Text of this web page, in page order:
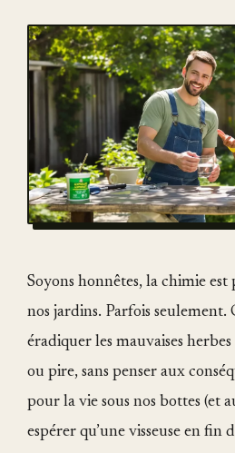
Soyons honnêtes, la chimie
nos jardins. Parfois seulement.
éradiquer les mauvaises herbes
ou pire, sans penser aux
pour la vie sous nos bottes (et
espérer qu’une visseuse en fin